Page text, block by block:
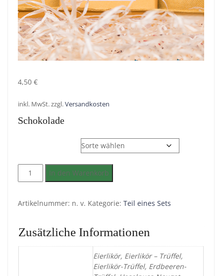
4,50 €
inkl. MwSt.zzgl.Versandkosten
Schokolade
SchokoladeIn den Warenkorb
Artikelnummer: n. v. Kategorie: Teil eines Sets
Zusätzliche Informationen
Eierlikör, Eierlikör – Trüffel,
Eierlikör-Trüffel, Erdbeeren-